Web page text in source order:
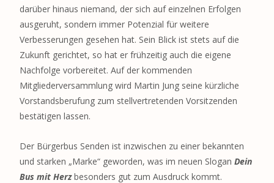
darüber hinaus niemand, der sich auf einzelnen Erfolgen
ausgeruht, sondern immer Potenzial für weitere
Verbesserungen gesehen hat. Sein Blick ist stets auf die
Zukunft gerichtet, so hat er frühzeitig auch die eigene
Nachfolge vorbereitet. Auf der kommenden
Mitgliederversammlung wird Martin Jung seine kürzliche
Vorstandsberufung zum stellvertretenden Vorsitzenden
bestätigen lassen.
Der Bürgerbus Senden ist inzwischen zu einer bekannten
und starken „Marke“ geworden, was im neuen Slogan Dein
Bus mit Herzbesonders gut zum Ausdruck kommt.